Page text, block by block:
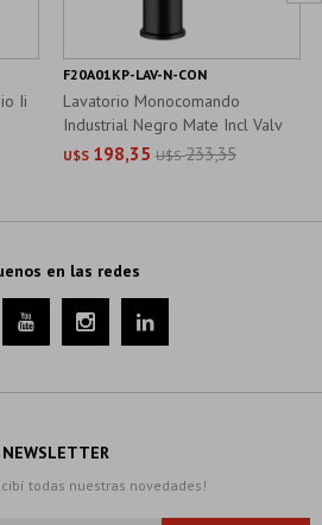
Ii
Lavatorio Monocomando
Industrial Negro Mate Incl Valv
Popup
U$S 198,35 U$S 233,35
F20A01KP-LAV-N-CON
en las redes
  
NEWSLETTER
todas nuestras novedades!